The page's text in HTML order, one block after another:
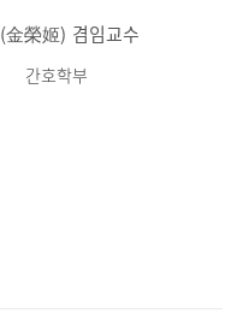
(金榮姬) 겸임교수
간호학부